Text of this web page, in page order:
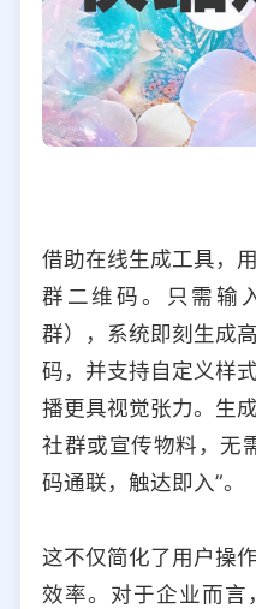
借助在线生成工具，
群二维码。只需输
群），系统即刻生成
码，并支持自定义样
播更具视觉张力。生
社群或宣传物料，无
码通联，触达即入”。
这不仅简化了用户操
效率。对于企业而言